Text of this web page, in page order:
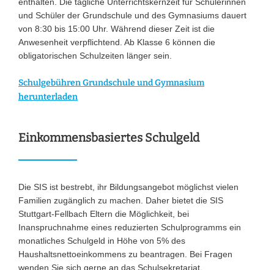
enthalten. Die tägliche Unterrichtskernzeit für Schülerinnen
und Schüler der Grundschule und des Gymnasiums dauert
von 8:30 bis 15:00 Uhr. Während dieser Zeit ist die
Anwesenheit verpflichtend. Ab Klasse 6 können die
obligatorischen Schulzeiten länger sein.
Schulgebühren Grundschule und Gymnasium
herunterladen
Einkommensbasiertes Schulgeld
Die SIS ist bestrebt, ihr Bildungsangebot möglichst vielen
Familien zugänglich zu machen. Daher bietet die SIS
Stuttgart-Fellbach Eltern die Möglichkeit, bei
Inanspruchnahme eines reduzierten Schulprogramms ein
monatliches Schulgeld in Höhe von 5% des
Haushaltsnettoeinkommens zu beantragen. Bei Fragen
wenden Sie sich gerne an das Schulsekretariat.